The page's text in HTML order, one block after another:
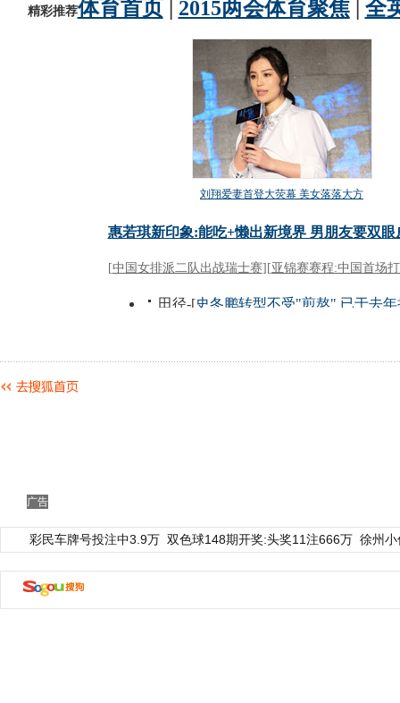
广告
彩民车牌号投注中3.9万 双色球148期开奖:头奖11注666万 徐州